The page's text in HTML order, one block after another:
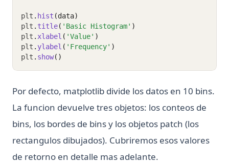
plt . hist (data)
plt . title( 'Basic Histogram' )
plt . xlabel ( 'Value' )
plt . ylabel ( 'Frequency' )
plt . show()
Por defecto, matplotlib divide los datos en 10 bins.
La funcion devuelve tres objetos: los conteos de
bins, los bordes de bins y los objetos patch (los
rectangulos dibujados). Cubriremos esos valores
de retorno en detalle mas adelante.